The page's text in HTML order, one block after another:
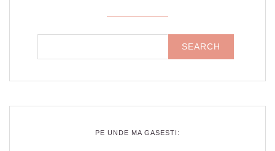
PE UNDE MA GASESTI: